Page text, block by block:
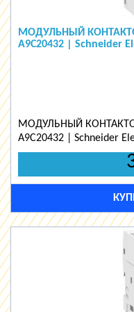
МОДУЛЬНЫЙ
A9C20432 | Schneider
МОДУЛЬНЫЙ
A9C20432 | Schneider